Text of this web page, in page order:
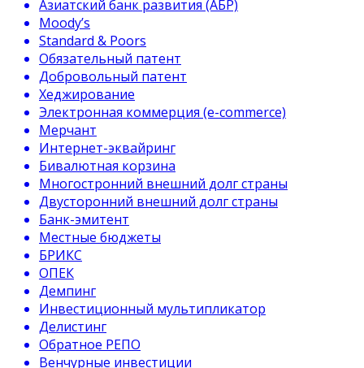
Азиатский банк развития (АБР)
Moody’s
Standard & Poors
Обязательный патент
Добровольный патент
Хеджирование
Электронная коммерция (e-commerce)
Мерчант
Интернет-эквайринг
Бивалютная корзина
Многостронний внешний долг страны
Двусторонний внешний долг страны
Банк-эмитент
Местные бюджеты
БРИКС
ОПЕК
Демпинг
Инвестиционный мультипликатор
Делистинг
Обратное РЕПО
Венчурные инвестиции